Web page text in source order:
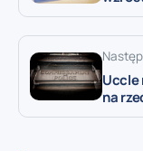
Uccle
na